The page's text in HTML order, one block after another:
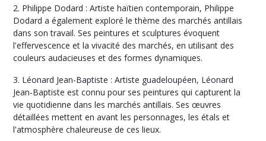
2. Philippe Dodard : Artiste haïtien contemporain, Philippe
Dodard a également exploré le thème des marchés antillais
dans son travail. Ses peintures et sculptures évoquent
l'effervescence et la vivacité des marchés, en utilisant des
couleurs audacieuses et des formes dynamiques.
3. Léonard Jean-Baptiste : Artiste guadeloupéen, Léonard
Jean-Baptiste est connu pour ses peintures qui capturent la
vie quotidienne dans les marchés antillais. Ses œuvres
détaillées mettent en avant les personnages, les étals et
l'atmosphère chaleureuse de ces lieux.